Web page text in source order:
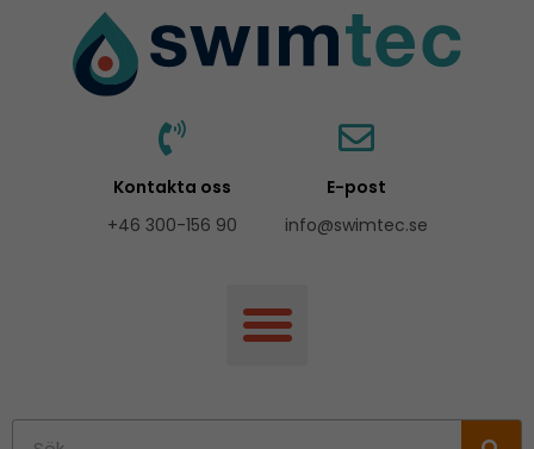
innehåll
Kontakta oss
+46 300-156 90
E-post
info@swimtec.se